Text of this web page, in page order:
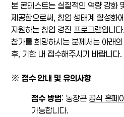
본 콘테스트는 실질적인 역량 강화
제공함으로써, 창업 생태계 활성화
지원하는 창업 경진 프로그램입니다.
참가를 희망하시는 분께서는 아래
후, 기한 내 접수해주시기 바랍니다.
※접수 안내 및 유의사항
접수 방법: 농창콘 공식 홈페
가능합니다.